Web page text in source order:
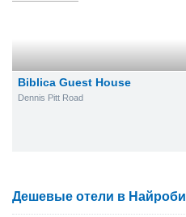
Biblica Guest House
Dennis Pitt Road
Дешевые отели в Найроби